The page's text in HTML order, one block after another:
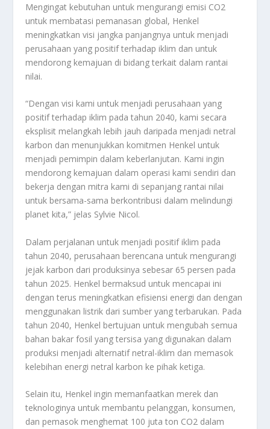
Mengingat kebutuhan untuk mengurangi emisi CO2
untuk membatasi pemanasan global, Henkel
meningkatkan visi jangka panjangnya untuk menjadi
perusahaan yang positif terhadap iklim dan untuk
mendorong kemajuan di bidang terkait dalam rantai
nilai.
“Dengan visi kami untuk menjadi perusahaan yang
positif terhadap iklim pada tahun 2040, kami secara
eksplisit melangkah lebih jauh daripada menjadi netral
karbon dan menunjukkan komitmen Henkel untuk
menjadi pemimpin dalam keberlanjutan. Kami ingin
mendorong kemajuan dalam operasi kami sendiri dan
bekerja dengan mitra kami di sepanjang rantai nilai
untuk bersama-sama berkontribusi dalam melindungi
planet kita,” jelas Sylvie Nicol.
Dalam perjalanan untuk menjadi positif iklim pada
tahun 2040, perusahaan berencana untuk mengurangi
jejak karbon dari produksinya sebesar 65 persen pada
tahun 2025. Henkel bermaksud untuk mencapai ini
dengan terus meningkatkan efisiensi energi dan dengan
menggunakan listrik dari sumber yang terbarukan. Pada
tahun 2040, Henkel bertujuan untuk mengubah semua
bahan bakar fosil yang tersisa yang digunakan dalam
produksi menjadi alternatif netral-iklim dan memasok
kelebihan energi netral karbon ke pihak ketiga.
Selain itu, Henkel ingin memanfaatkan merek dan
teknologinya untuk membantu pelanggan, konsumen,
dan pemasok menghemat 100 juta ton CO2 dalam